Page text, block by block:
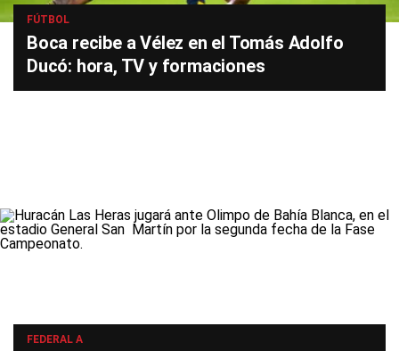
FÚTBOL
Boca recibe a Vélez en el Tomás Adolfo
Ducó: hora, TV y formaciones
FEDERAL A